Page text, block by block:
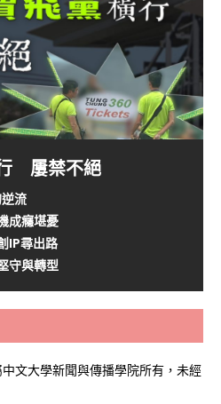
屢禁不絕
流
成癮堪憂
IP尋出路
守與轉型
文大學新聞與傳播學院所有，未經